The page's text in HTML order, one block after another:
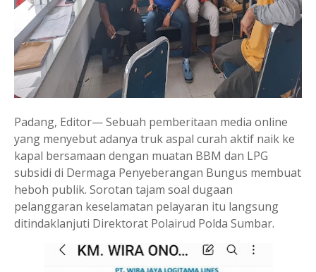
Padang, Editor— Sebuah pemberitaan media online
yang menyebut adanya truk aspal curah aktif naik ke
kapal bersamaan dengan muatan BBM dan LPG
subsidi di Dermaga Penyeberangan Bungus membuat
heboh publik. Sorotan tajam soal dugaan
pelanggaran keselamatan pelayaran itu langsung
ditindaklanjuti Direktorat Polairud Polda Sumbar.